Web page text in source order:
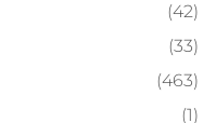
(42)
(33)
(463)
(1)